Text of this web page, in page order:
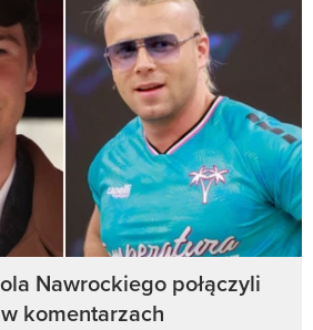
Nawrockiego połączyli
komentarzach